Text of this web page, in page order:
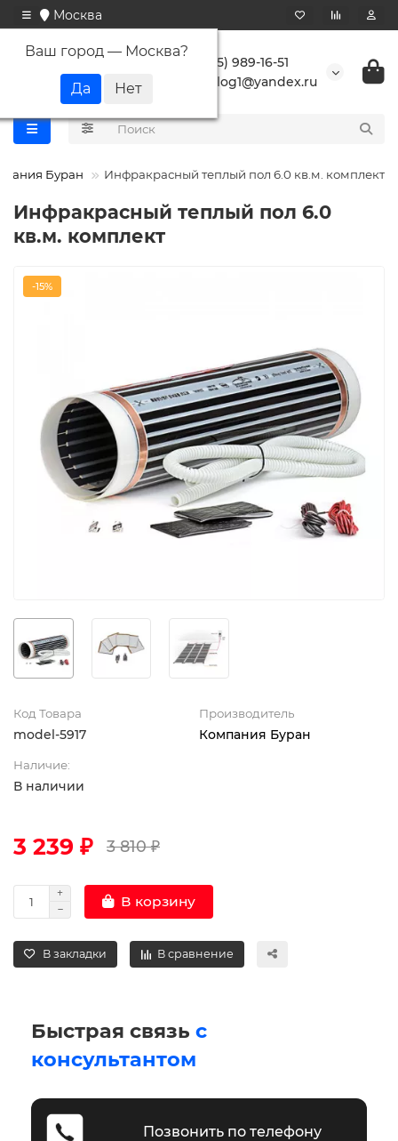
Москва
Ваш город — Москва?
+7 (495) 989-16-51
buranlog1@yandex.ru
Буран Инфракрасный теплый пол 6.0 кв.м. комплект
Инфракрасный теплый пол 6.0
кв.м. комплект
-15%
Код Товара
model-5917
Производитель
Компания Буран
Наличие:
В наличии
3 239 ₽ 3 810 ₽
В корзину
В закладки В сравнение
Быстрая связь с
консультантом
Позвонить по телефону